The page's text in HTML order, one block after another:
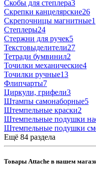
Скобы для степлера3
Скрепки канцелярские26
Скрепочницы магнитные1
Степлеры24
Стержни для ручек5
Текстовыделители27
Тетради бумвинил2
Точилки механические4
Точилки ручные13
Флипчарты7
Циркули, грифели3
Штампы самонаборные5
Штемпельные краски2
Штемпельные подушки
Штемпельные подушки
Ещё 84 раздела
Товары Attache в нашем